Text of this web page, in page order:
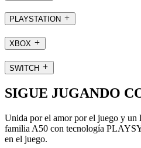
PLAYSTATION
XBOX
SWITCH
SIGUE JUGANDO
Unida por el amor por el juego y un
familia A50 con tecnología
en el juego.